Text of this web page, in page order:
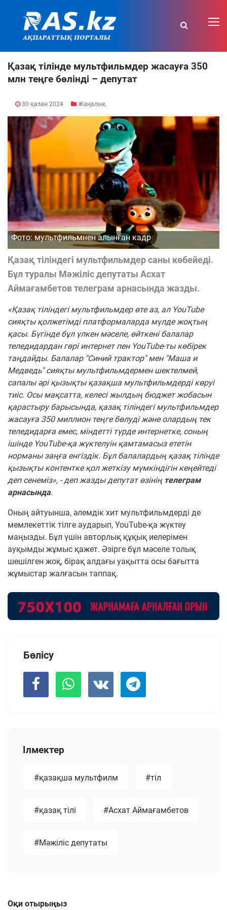
Қазақ тілінде мультфильмдер жасауға 350
млн теңге бөлінді – депутат
30 қазан 2024 Жаңалық
Фото: мультфильмнен алынған кадр
Қазақ тіліндегі мультфильмдер саны көбейеді.
Бұл туралы Мәжіліс депутаты Асхат
Аймағамбетов телеграм арнасында жазды.
«Қазақ тіліндегі мультфильмдер өте аз, ал YouTube
сияқты қолжетімді платформаларда мүлде жоқтың
қасы. Бүгінде бұл үлкен мәселе, өйткені балалар
теледидардан гөрі интернет пен YouTube-ты көбірек
таңдайды. Балалар "Синий трактор" мен "Маша и
Медведь" сияқты мультфильмдермен шектелмей,
сапалы әрі қызықты қазақша мультфильмдерді көруі
тиіс. Осы мақсатта, келесі жылдың бюджет жобасын
қарастыру барысында, қазақ тіліндегі мультфильмдер
жасауға 350 миллион теңге бөлуді және олардың тек
теледидарға емес, міндетті түрде интернетке, соның
ішінде YouTube-қа жүктелуін қамтамасыз ететін
норманы заңға енгіздік. Бұл балалардың қазақ тілінде
қызықты контентке қол жеткізу мүмкіндігін кеңейтеді
деп сенеміз», - деп жазды депутат өзінің телеграм
арнасында.
Оның айтуынша, әлемдік хит мультфильмдерді де
мемлекеттік тілге аударып, YouTube-қа жүктеу
маңызды. Бұл үшін авторлық құқық иелерімен
ауқымды жұмыс қажет. Әзірге бұл мәселе толық
шешілген жоқ, бірақ алдағы уақытта осы бағытта
жұмыстар жалғасын таппақ.
Бөлісу
Ілмектер
#қазақша мультфилм #тіл
#қазақ тілі #Асхат Аймағамбетов
#Мәжіліс депутаты
Оқи отырыңыз